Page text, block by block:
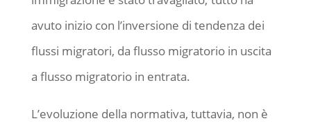
avuto inizio con l’inversione di tendenza dei
flussi migratori, da flusso migratorio in uscita
a flusso migratorio in entrata.
L’evoluzione della normativa, tuttavia, non è